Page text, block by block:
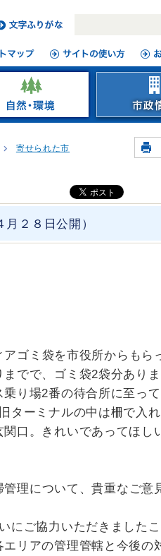
寄せられた市
２８日公開）
ゴミ袋を市役所からもら
でで、ゴミ袋2袋分あり
り場2番の待合所に至っ
ターミナルの中は柵で入
口。きれいであってほし
理について、貴重なご意
にご協力いただきましたこ
リアの管理管轄と今後の